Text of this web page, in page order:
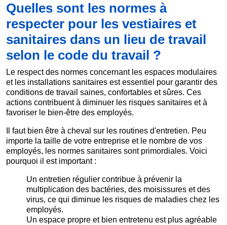
Quelles sont les normes à
respecter pour les vestiaires et
sanitaires dans un lieu de travail
selon le code du travail ?
Le respect des normes concernant les espaces modulaires
et les installations sanitaires est essentiel pour garantir des
conditions de travail saines, confortables et sûres. Ces
actions contribuent à diminuer les risques sanitaires et à
favoriser le bien-être des employés.
Il faut bien être à cheval sur les routines d'entretien. Peu
importe la taille de votre entreprise et le nombre de vos
employés, les normes sanitaires sont primordiales. Voici
pourquoi il est important :
Un entretien régulier contribue à prévenir la
multiplication des bactéries, des moisissures et des
virus, ce qui diminue les risques de maladies chez les
employés.
Un espace propre et bien entretenu est plus agréable